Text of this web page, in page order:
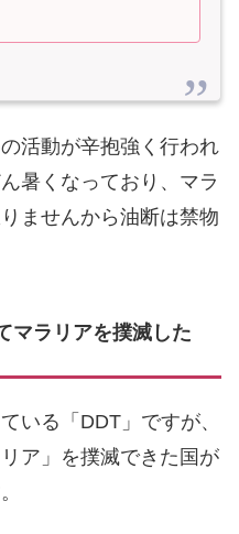
活動が辛抱強く行われ
暑くなっており、マラ
ませんから油断は禁物
マラリアを撲滅した
いる「DDT」ですが、
ア」を撲滅できた国が